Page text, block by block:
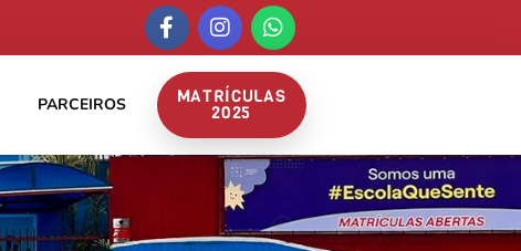
PARCEIROS MATRÍCULAS
2025